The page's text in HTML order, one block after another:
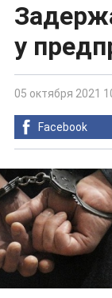
у
05 октября 2021
Facebook